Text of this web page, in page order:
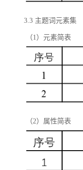
3.3 主题词元素集
（1）元素简表
（2）属性简表